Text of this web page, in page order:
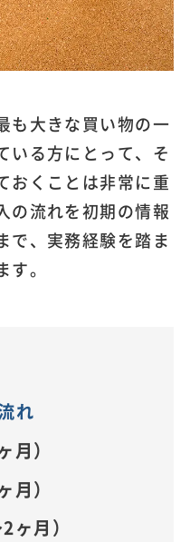
も大きな買い物の一
いる方にとって、そ
おくことは非常に重
の流れを初期の情報
で、実務経験を踏ま
。
れ
）
）
ヶ月）